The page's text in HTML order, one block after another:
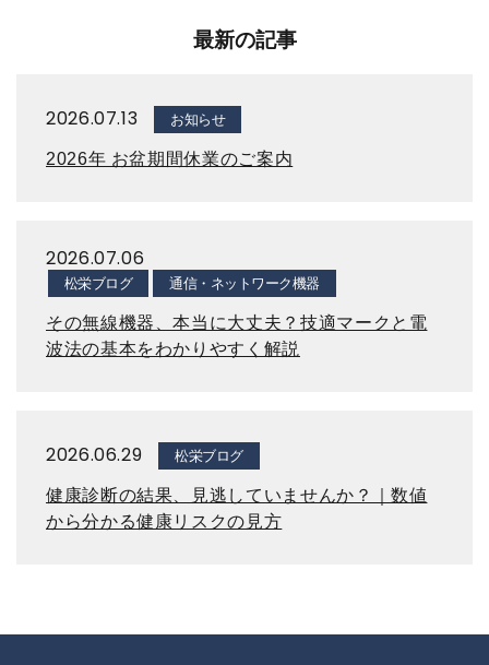
最新の記事
2026.07.13 お知らせ
2026年 お盆期間休業のご案内
2026.07.06
松栄ブログ 通信・ネットワーク機器
その無線機器、本当に大丈夫？技適マークと電
波法の基本をわかりやすく解説
2026.06.29 松栄ブログ
健康診断の結果、見逃していませんか？｜数値
から分かる健康リスクの見方